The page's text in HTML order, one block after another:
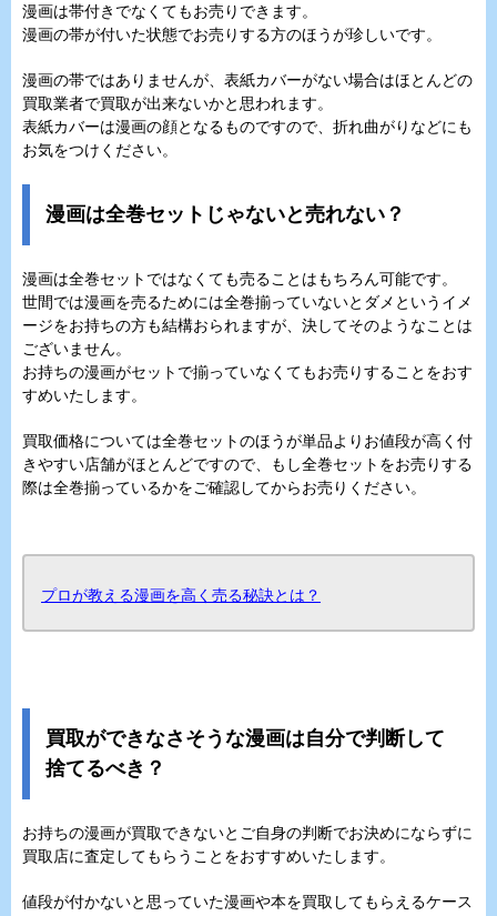
漫画は帯付きでなくてもお売りできます。
漫画の帯が付いた状態でお売りする方のほうが珍しいです。
漫画の帯ではありませんが、表紙カバーがない場合はほとんどの
買取業者で買取が出来ないかと思われます。
表紙カバーは漫画の顔となるものですので、折れ曲がりなどにも
お気をつけください。
漫画は全巻セットじゃないと売れない？
漫画は全巻セットではなくても売ることはもちろん可能です。
世間では漫画を売るためには全巻揃っていないとダメというイメ
ージをお持ちの方も結構おられますが、決してそのようなことは
ございません。
お持ちの漫画がセットで揃っていなくてもお売りすることをおす
すめいたします。
買取価格については全巻セットのほうが単品よりお値段が高く付
きやすい店舗がほとんどですので、もし全巻セットをお売りする
際は全巻揃っているかをご確認してからお売りください。
プロが教える漫画を高く売る秘訣とは？
買取ができなさそうな漫画は自分で判断して
捨てるべき？
お持ちの漫画が買取できないとご自身の判断でお決めにならずに
買取店に査定してもらうことをおすすめいたします。
値段が付かないと思っていた漫画や本を買取してもらえるケース